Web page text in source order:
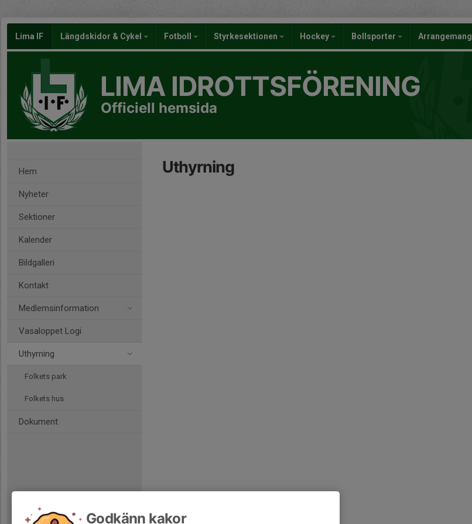
Lima IF Längdskidor & Cykel Fotboll Styrkesektionen Hockey Bollsporter Arrangemang
LIMA IDROTTSFÖRENING
Officiell hemsida
Hem
Nyheter
Sektioner
Kalender
Bildgalleri
Kontakt
Medlemsinformation
Vasaloppet Logi
Uthyrning
Folkets park
Folkets hus
Dokument
Uthyrning
Godkänn kakor